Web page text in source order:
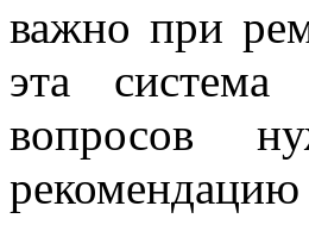
важно при
эта
вопросов
рекомендацию